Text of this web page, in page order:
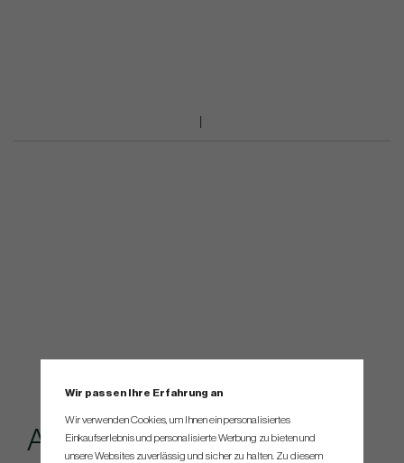
Andere kauften...
Wir passen Ihre Erfahrung an
Wir verwenden Cookies, um Ihnen ein personalisiertes
Einkaufserlebnis und personalisierte Werbung zu bieten und
unsere Websites zuverlässig und sicher zu halten. Zu diesem